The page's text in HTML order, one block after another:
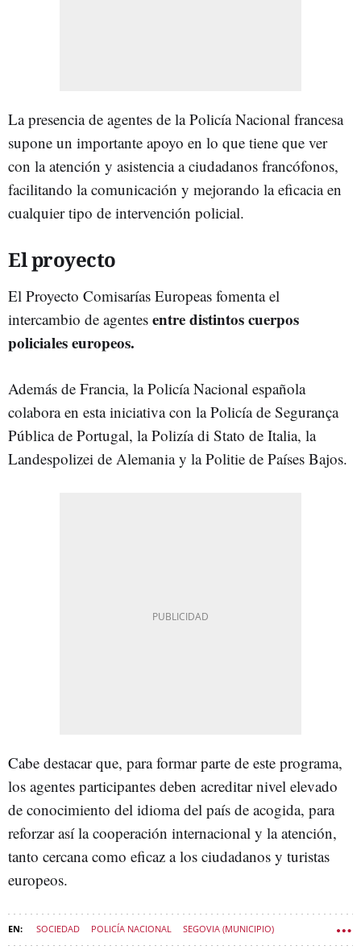
La presencia de agentes de la Policía Nacional francesa
supone un importante apoyo en lo que tiene que ver
con la atención y asistencia a ciudadanos francófonos,
facilitando la comunicación y mejorando la eficacia en
cualquier tipo de intervención policial.
El proyecto
El Proyecto Comisarías Europeas fomenta el
intercambio de agentes entre distintos cuerpos
policiales europeos.
Además de Francia, la Policía Nacional española
colabora en esta iniciativa con la Policía de Segurança
Pública de Portugal, la Polizía di Stato de Italia, la
Landespolizei de Alemania y la Politie de Países Bajos.
Cabe destacar que, para formar parte de este programa,
los agentes participantes deben acreditar nivel elevado
de conocimiento del idioma del país de acogida, para
reforzar así la cooperación internacional y la atención,
tanto cercana como eficaz a los ciudadanos y turistas
europeos.
SOCIEDAD POLICÍA NACIONAL SEGOVIA (MUNICIPIO)